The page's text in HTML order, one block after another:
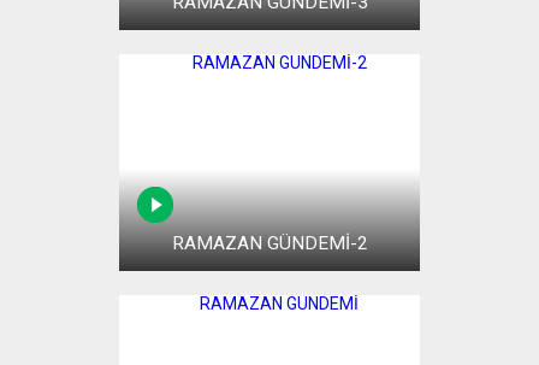
RAMAZAN GÜNDEMİ-2